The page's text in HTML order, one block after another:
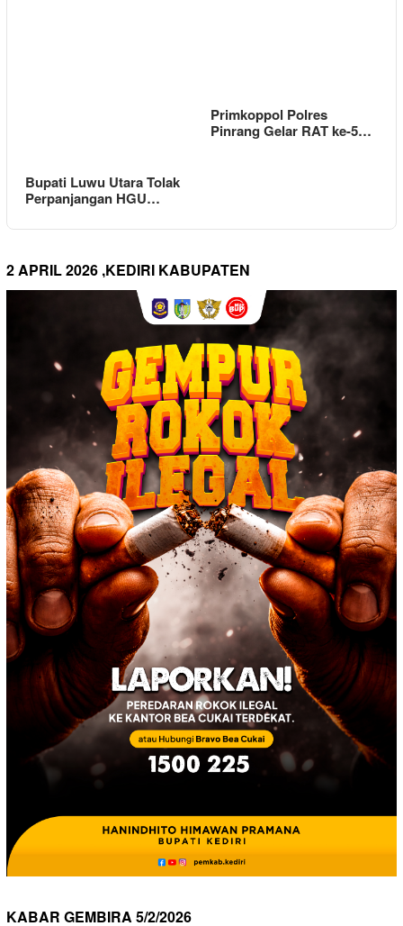
Bupati Luwu Utara Tolak
Perpanjangan HGU…
Primkoppol Polres
Pinrang Gelar RAT ke-5…
2 APRIL 2026 ,KEDIRI KABUPATEN
KABAR GEMBIRA 5/2/2026